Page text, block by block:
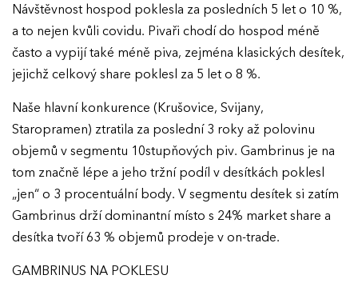
Návštěvnost hospod poklesla za posledních 5 let o 10 %,
a to nejen kvůli covidu. Pivaři chodí do hospod méně
často a vypijí také méně piva, zejména klasických desítek,
jejichž celkový share poklesl za 5 let o 8 %.
Naše hlavní konkurence (Krušovice, Svijany,
Staropramen) ztratila za poslední 3 roky až polovinu
objemů v segmentu 10stupňových piv. Gambrinus je na
tom značně lépe a jeho tržní podíl v desítkách poklesl
„jen“ o 3 procentuální body. V segmentu desítek si zatím
Gambrinus drží dominantní místo s 24% market share a
desítka tvoří 63 % objemů prodeje v on-trade.
GAMBRINUS NA POKLESU